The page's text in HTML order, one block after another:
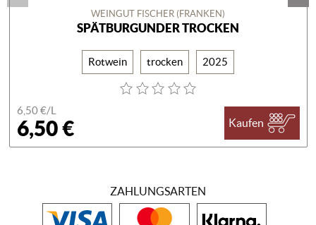
WEINGUT FISCHER (FRANKEN)
SPÄTBURGUNDER TROCKEN
Rotwein trocken 2025
6,50 €/L
6,50 € Kaufen
ZAHLUNGSARTEN